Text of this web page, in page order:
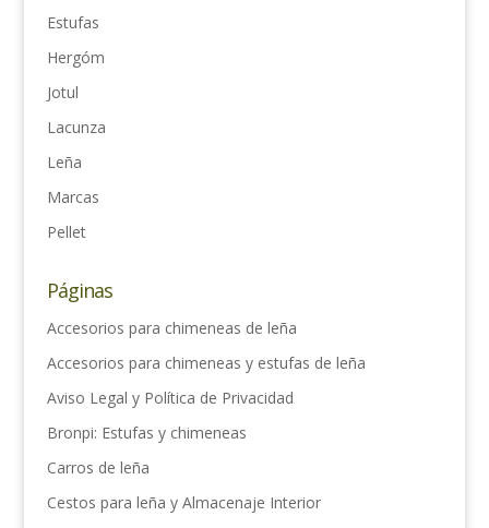
Estufas
Hergóm
Jotul
Lacunza
Leña
Marcas
Pellet
Páginas
Accesorios para chimeneas de leña
Accesorios para chimeneas y estufas de leña
Aviso Legal y Política de Privacidad
Bronpi: Estufas y chimeneas
Carros de leña
Cestos para leña y Almacenaje Interior